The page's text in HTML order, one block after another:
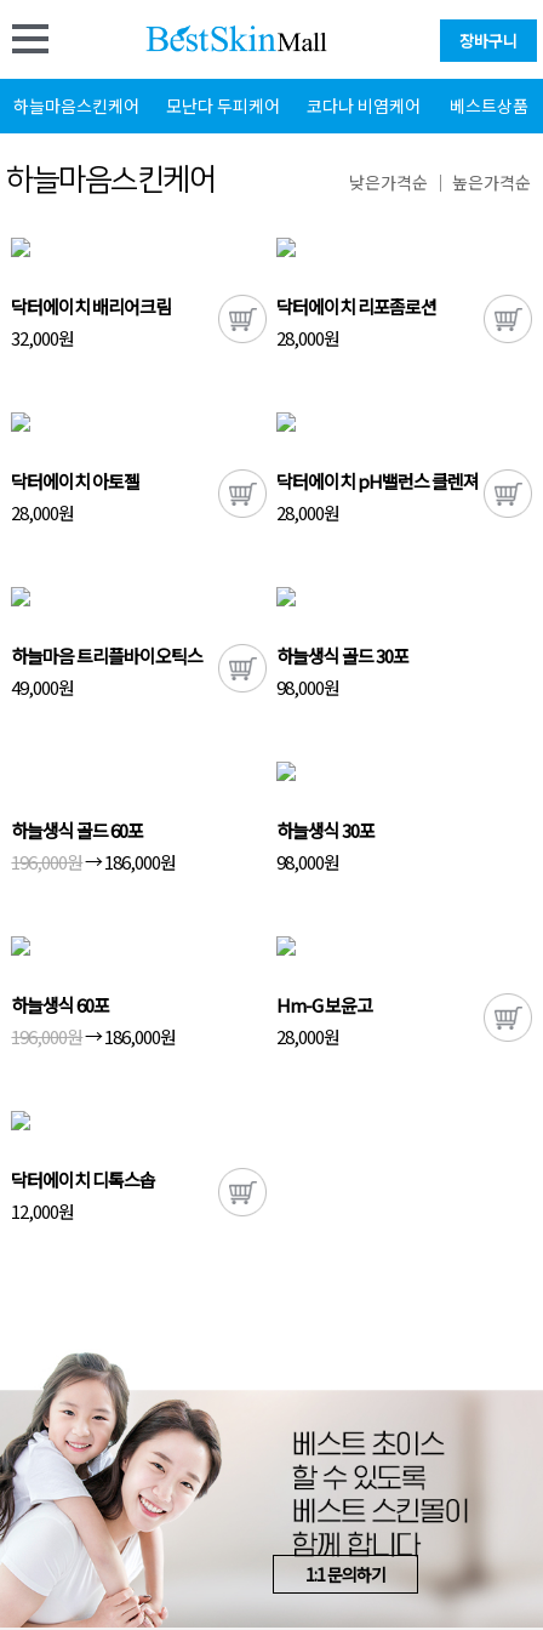
장바구니
하늘마음스킨케어 모난다 두피케어 코다나 비염케어 베스트상품
하늘마음스킨케어 낮은가격순 ｜ 높은가격순
닥터에이치 배리어크림
32,000원
닥터에이치 리포좀로션
28,000원
닥터에이치 아토젤
28,000원
닥터에이치 pH밸런스 클렌져
28,000원
하늘마음 트리플바이오틱스
49,000원
하늘생식 골드 30포
98,000원
하늘생식 골드 60포
196,000원→186,000원
하늘생식 30포
98,000원
하늘생식 60포
196,000원→186,000원
Hm-G 보윤고
28,000원
닥터에이치 디톡스솝
12,000원
1:1 문의하기